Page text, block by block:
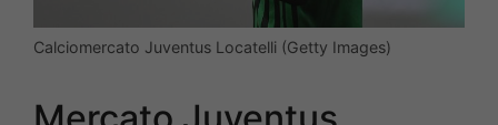
Calciomercato Juventus Locatelli (Getty Images)